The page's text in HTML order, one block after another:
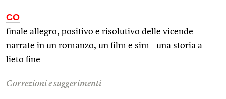
CO
finale allegro, positivo e risolutivo delle vicende
narrate in un romanzo, un film e sim. : una storia a
lieto fine
Correzioni e suggerimenti